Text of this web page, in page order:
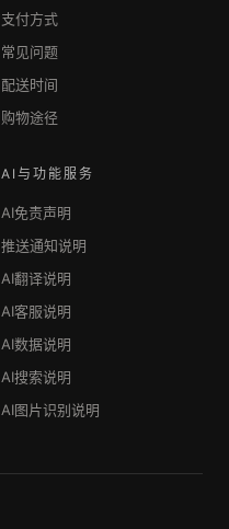
支付方式
常见问题
配送时间
购物途径
AI与功能服务
AI免责声明
推送通知说明
AI翻译说明
AI客服说明
AI数据说明
AI搜索说明
AI图片识别说明